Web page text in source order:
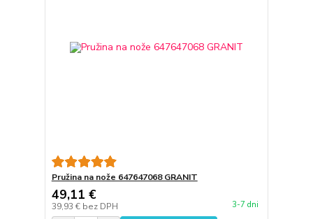
Pružina na nože 647647068 GRANIT
49,11 €
39,93 € bez DPH 3-7 dni